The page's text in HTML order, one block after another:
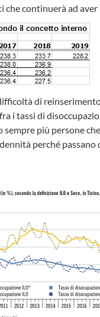
che continuerà ad
di
i tassi di
sempre più persone
perché passano